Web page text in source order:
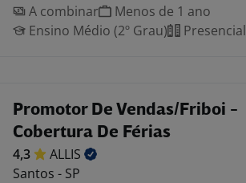
A combinar
Menos de 1 ano
Ensino Médio (2º Grau)
Presencial
Promotor De Vendas/Friboi -
Cobertura De Férias
4,3
ALLIS
Santos - SP